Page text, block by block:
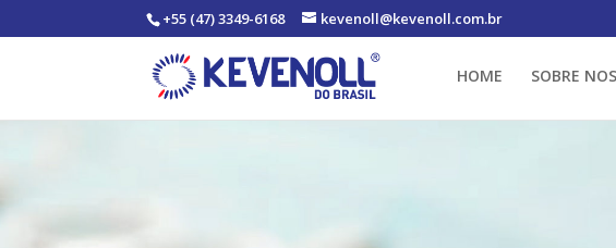
+55 (47) 3349-6168 kevenoll@kevenoll.com.br
HOME SOBRE